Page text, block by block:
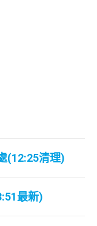
(12:25清理)
最新)